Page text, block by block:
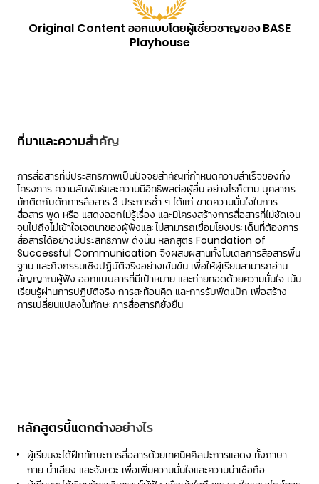
Original Content ออกแบบโดยผู้เชี่ยวชาญของ BASE
Playhouse
ที่มาและความสำคัญ
การสื่อสารที่มีประสิทธิภาพเป็นปัจจัยสําคัญที่กําหนดความสําเร็จของทั้ง
โครงการ ความสัมพันธ์และความมีอิทธิพลต่อผู้อื่น อย่างไรก็ตาม บุคลากร
มักติดกับดักการสื่อสาร 3 ประการซ้ํา ๆ ได้แก่ ขาดความมั่นใจในการ
สื่อสาร พูด หรือ แสดงออกไม่รู้เรื่อง และมีโครงสร้างการสื่อสารที่ไม่ชัดเจน
จนไปถึงไม่เข้าใจเจตนาของผู้ฟังและไม่สามารถเชื่อมโยงประเด็นที่ต้องการ
สื่อสารได้อย่างมีประสิทธิภาพ ดังนั้น หลักสูตร Foundation of
Successful Communication จึงผสมผสานทั้งโมเดลการสื่อสารพื้น
ฐาน และกิจกรรมเชิงปฏิบัติจริงอย่างเข้มข้น เพื่อให้ผู้เรียนสามารถอ่าน
สัญญาณผู้ฟัง ออกแบบสารที่มีเป้าหมาย และถ่ายทอดด้วยความมั่นใจ เน้น
เรียนรู้ผ่านการปฏิบัติจริง การสะท้อนคิด และการรับฟีดแบ็ก เพื่อสร้าง
การเปลี่ยนแปลงในทักษะการสื่อสารที่ยั่งยืน
หลักสูตรนี้แตกต่างอย่างไร
ผู้เรียนจะได้ฝึกทักษะการสื่อสารด้วยเทคนิคศิลปะการแสดง ทั้งภาษา
กาย น้ำเสียง และจังหวะ เพื่อเพิ่มความมั่นใจและความน่าเชื่อถือ